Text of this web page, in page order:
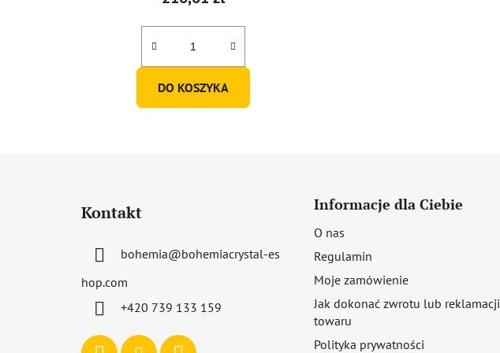
DO KOSZYKA
Kontakt
bohemia@bohemiacrystal-es
hop.com
+420 739 133 159
Informacje dla Ciebie
O nas
Regulamin
Moje zamówienie
Jak dokonać zwrotu lub reklamacji
towaru
Polityka prywatności